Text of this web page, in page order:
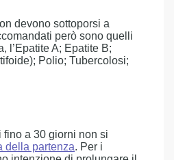
devono sottoporsi a
però sono quelli
l’Epatite A; Epatite B;
Polio; Tubercolosi;
fino a 30 giorni non si
della partenza. Per i